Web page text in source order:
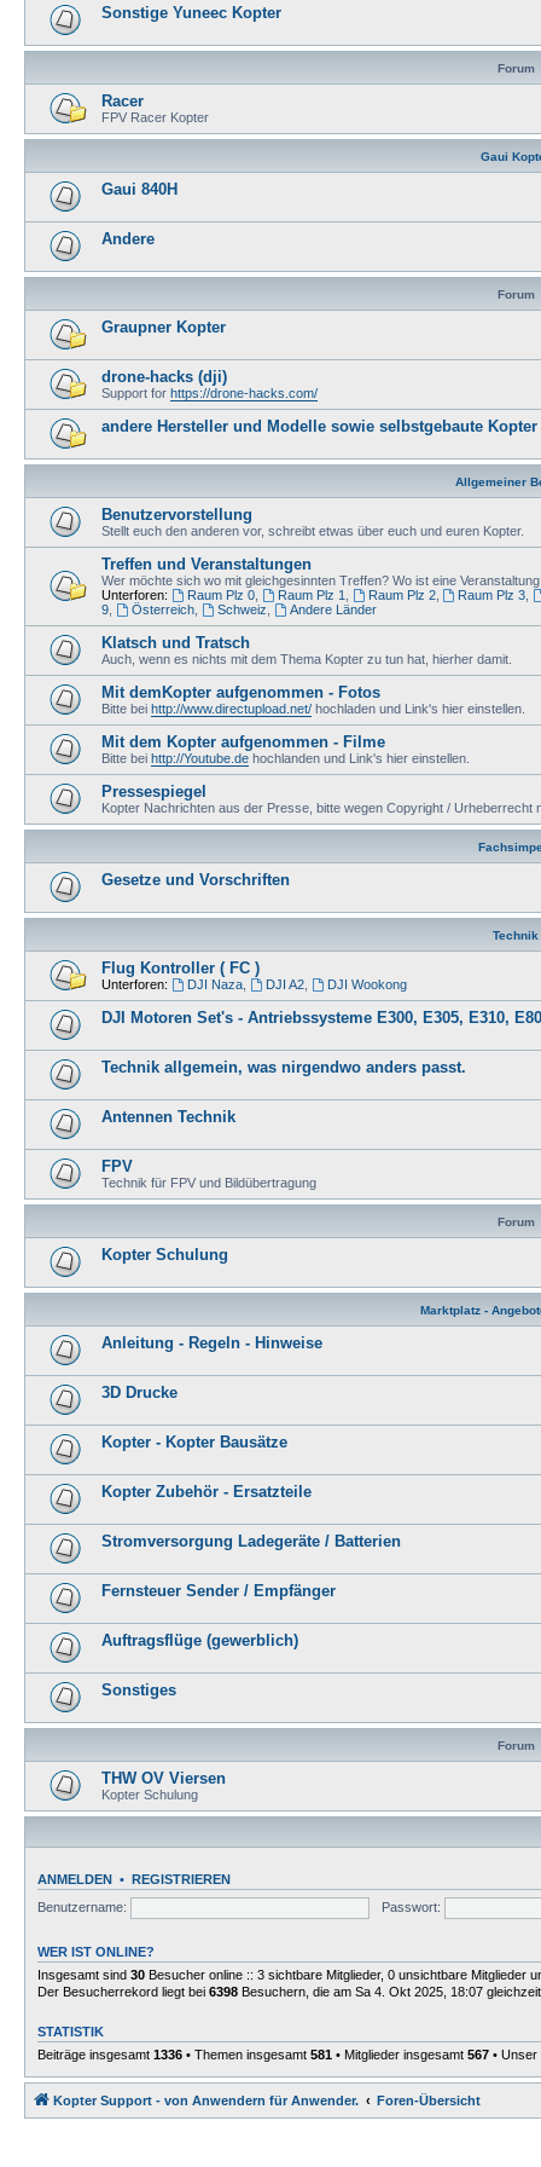
Sonstige Yuneec Kopter
Forum
Racer
FPV Racer Kopter
Gaui
Gaui 840H
Andere
Forum
Graupner Kopter
drone-hacks (dji)
Support for https://drone-hacks.com/
andere Hersteller und Modelle sowie selbstgebaute Kopter
Allgemeiner
Benutzervorstellung
Stellt euch den anderen vor, schreibt etwas über euch und euren Kopter.
Treffen und Veranstaltungen
Wer möchte sich wo mit gleichgesinnten Treffen? Wo ist eine
Unterforen:
Raum Plz 0, Raum Plz 1 Raum Plz 2, Raum Plz 3
9
Österreich, Schweiz Andere Länder
Klatsch und Tratsch
Auch, wenn es nichts mit dem Thema Kopter zu tun hat, hierher damit.
Mit demKopter aufgenommen - Fotos
Bitte bei http://www.directupload.net/ hochladen und Link's hier einstellen.
Mit dem Kopter aufgenommen - Filme
Bitte bei http://Youtube.de hochlanden und Link's hier einstellen.
Pressespiegel
Kopter Nachrichten aus der Presse, bitte wegen Copyright / Urheberrecht
Gesetze und Vorschriften
Technik
Flug Kontroller ( FC )
Unterforen: DJI Naza, DJI A2, DJI Wookong
DJI Motoren Set's - Antriebssysteme E300, E305, E310,
Technik allgemein, was nirgendwo anders passt.
Antennen Technik
FPV
Technik für FPV und Bildübertragung
Forum
Kopter Schulung
Marktplatz -
Anleitung - Regeln - Hinweise
3D Drucke
Kopter - Kopter Bausätze
Kopter Zubehör - Ersatzteile
Stromversorgung Ladegeräte / Batterien
Fernsteuer Sender / Empfänger
Auftragsflüge (gewerblich)
Sonstiges
Forum
THW OV Viersen
Kopter Schulung
ANMELDEN • REGISTRIEREN
Benutzername:
Passwort:
WER IST ONLINE?
Insgesamt sind 30 Besucher online :: 3 sichtbare Mitglieder, 0 unsichtbare Mitglieder
Der Besucherrekord liegt bei 6398 Besuchern, die am Sa 4. Okt 2025, 18:07
STATISTIK
Beiträge insgesamt 1336 • Themen insgesamt 581 • Mitglieder insgesamt 567 • Unser
Kopter Support - von Anwendern für Anwender. Foren-Übersicht